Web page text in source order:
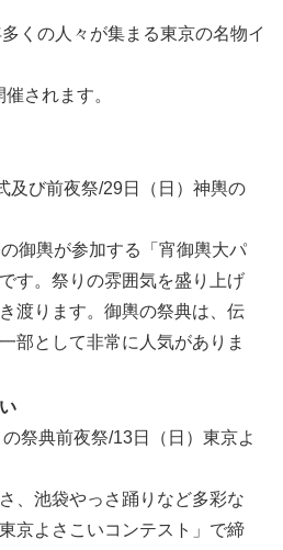
くの人々が集まる東京の名物イ
されます。
及び前夜祭/29日（日）神輿の
御輿が参加する「宵御輿大パ
す。祭りの雰囲気を盛り上げ
渡ります。御輿の祭典は、伝
部として非常に人気がありま
祭典前夜祭/13日（日）東京よ
、池袋やっさ踊りなど多彩な
京よさこいコンテスト」で締